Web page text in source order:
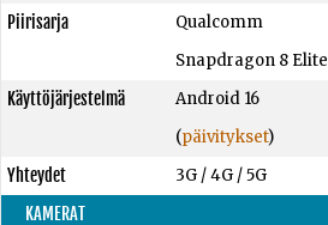
Piirisarja
Qualcomm
Snapdragon 8 Elite
Käyttöjärjestelmä
Android 16
(päivitykset)
Yhteydet
3G / 4G / 5G
KAMERAT